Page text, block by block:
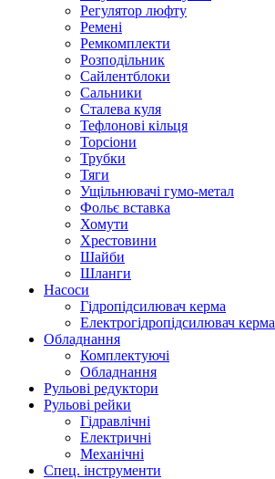
Регулятор люфту
Ремені
Ремкомплекти
Розподільник
Сайлентблоки
Сальники
Сталева куля
Тефлонові кільця
Торсіони
Трубки
Тяги
Ущільнювачі гумо-метал
Фольє вставка
Хомути
Хрестовини
Шайби
Шланги
Насоси
Гідропідсилювач керма
Електрогідропідсилювач керма
Обладнання
Комплектуючі
Обладнання
Рульові редуктори
Рульові рейки
Гідравлічні
Електричні
Механічні
Спец. інструменти